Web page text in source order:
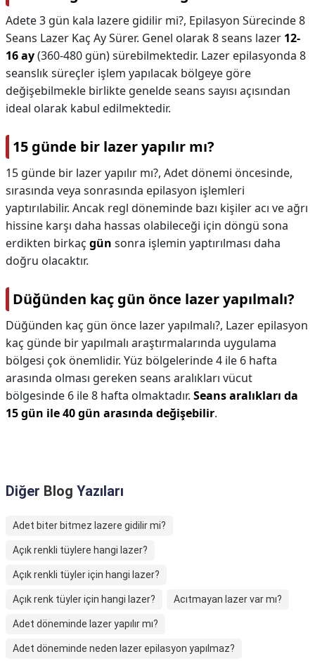
Adete 3 gün kala lazere gidilir mi?, Epilasyon Sürecinde 8
Seans Lazer Kaç Ay Sürer. Genel olarak 8 seans lazer 12-
16 ay(360-480 gün) sürebilmektedir. Lazer epilasyonda 8
seanslık süreçler işlem yapılacak bölgeye göre
değişebilmekle birlikte genelde seans sayısı açısından
ideal olarak kabul edilmektedir.
15 günde bir lazer yapılır mı?
15 günde bir lazer yapılır mı?, Adet dönemi öncesinde,
sırasında veya sonrasında epilasyon işlemleri
yaptırılabilir. Ancak regl döneminde bazı kişiler acı ve ağrı
hissine karşı daha hassas olabileceği için döngü sona
erdikten birkaç gün sonra işlemin yaptırılması daha
doğru olacaktır.
Düğünden kaç gün önce lazer yapılmalı?
Düğünden kaç gün önce lazer yapılmalı?, Lazer epilasyon
kaç günde bir yapılmalı araştırmalarında uygulama
bölgesi çok önemlidir. Yüz bölgelerinde 4 ile 6 hafta
arasında olması gereken seans aralıkları vücut
bölgesinde 6 ile 8 hafta olmaktadır. Seans aralıkları da
15 gün ile 40 gün arasında değişebilir.
Diğer Blog Yazıları
Adet biter bitmez lazere gidilir mi?
Açık renkli tüylere hangi lazer?
Açık renkli tüyler için hangi lazer?
Açık renk tüyler için hangi lazer? Acıtmayan lazer var mı?
Adet döneminde lazer yapılır mı?
Adet döneminde neden lazer epilasyon yapılmaz?